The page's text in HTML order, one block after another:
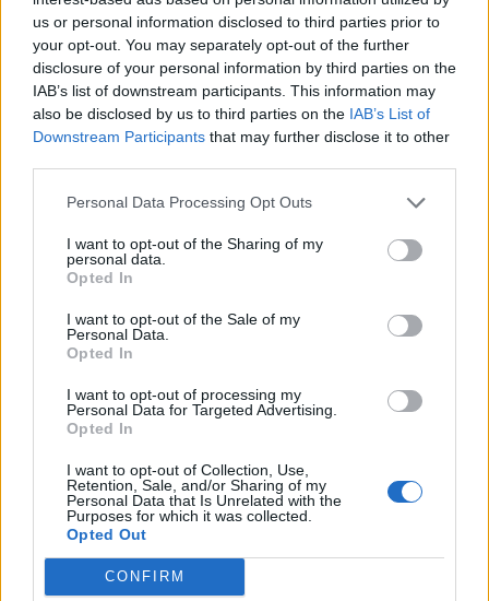
us or personal information disclosed to third parties prior to
your opt-out. You may separately opt-out of the further
disclosure of your personal information by third parties on the
IAB’s list of downstream participants. This information may
also be disclosed by us to third parties on the IAB’s List of
Downstream Participants that may further disclose it to other
Personal Data Processing Opt Outs
I want to opt-out of the Sharing of my
personal data.
Opted In
I want to opt-out of the Sale of my
Personal Data.
Opted In
I want to opt-out of processing my
Personal Data for Targeted Advertising.
Opted In
I want to opt-out of Collection, Use,
Retention, Sale, and/or Sharing of my
Personal Data that Is Unrelated with the
Purposes for which it was collected.
Opted Out
CONFIRM
τουρισμού, όσο και από άλλους τομείς.
Στην προσπάθεια αυτή, ηΠεριφέρεια
Πελοποννήσουσυνεργάζεται με την
MINDHAUS, μέλος της V + O Greece.
Ακολουθήστε τοnotospress.grστο Google News και
μάθετε πρώτοιόλες τις ειδήσεις
ΤΒΕΧ EUROPE 2023
ΠΕΛΟΠΟΝΝΗΣΟΣ
ΣΥΝΕΔΡΙΟ ΕΚΔΗΛΩΣΗ